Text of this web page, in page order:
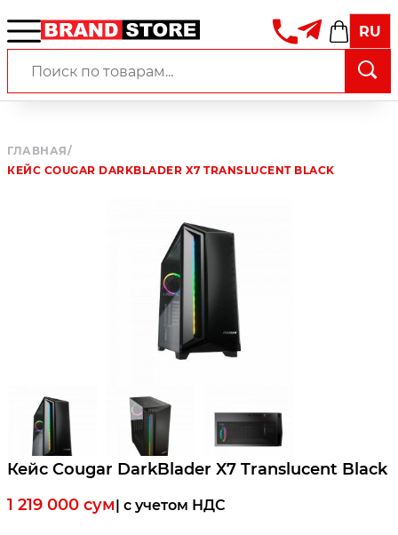
RU
ГЛАВНАЯ/
КЕЙС COUGAR DARKBLADER X7 TRANSLUCENT BLACK
Кейс Cougar DarkBlader X7 Translucent Black
1 219 000 сум| c учетом НДС